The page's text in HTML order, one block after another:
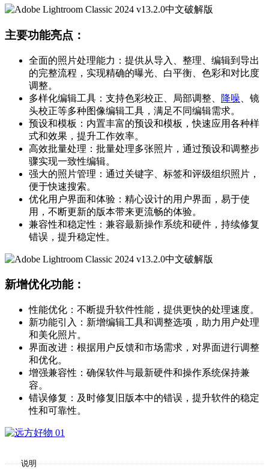
主要功能亮点：
全面的照片处理能力：提供从导入、整理、编辑到导出
的完整流程，实现精确的曝光、白平衡、色彩和对比度
调整。
多样化编辑工具：支持色彩校正、局部调整、
降噪 、镜
头校正等多种图像编辑工具，满足不同编辑需求。
预设和模板：内置丰富的预设和模板，快速应用各种样
式和效果，提升工作效率。
高效批量处理：批量处理多张照片，通过预设和调整步
骤实现一致性编辑。
强大的照片管理：通过关键字、标签和评级组织照片，
便于快速搜索。
优化用户界面和体验：精心设计的用户界面，易于使
用，不断更新的版本带来更流畅的体验。
兼容性和稳定性：兼容最新操作系统和硬件，持续修复
错误，提升稳定性。
新增优化功能：
性能优化：不断提升软件性能，提供更快的处理速度。
新功能引入：新增编辑工具和调整选项，助力用户处理
和美化照片。
界面改进：根据用户反馈和市场需求，对界面进行调整
和优化。
增强兼容性：确保软件与最新硬件和操作系统保持兼
容。
错误修复：及时修复旧版本中的错误，提升软件的稳定
性和可靠性。
说明